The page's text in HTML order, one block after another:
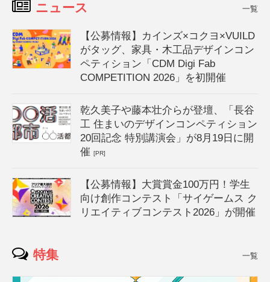
ニュース 一覧
【公募情報】カインズ×コクヨ×VUILD
がタッグ、家具・木工品デザインコン
ペティション「CDM Digi Fab
COMPETITION 2026」を初開催
乾久美子や藤本壮介らが登壇、「長谷
工 住まいのデザインコンペティション
20回記念 特別講演会」が8月19日に開
催[PR]
【公募情報】大賞賞金100万円！学生
向け創作コンテスト「サイゲームス ク
リエイティブコンテスト2026」が開催
特集 一覧